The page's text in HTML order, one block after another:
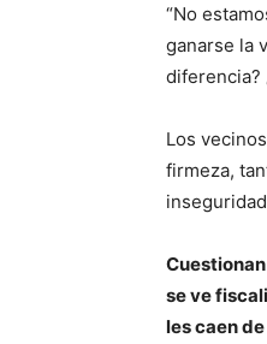
“No
ganarse la
diferencia?
Los
firmeza,
se ve
les caen